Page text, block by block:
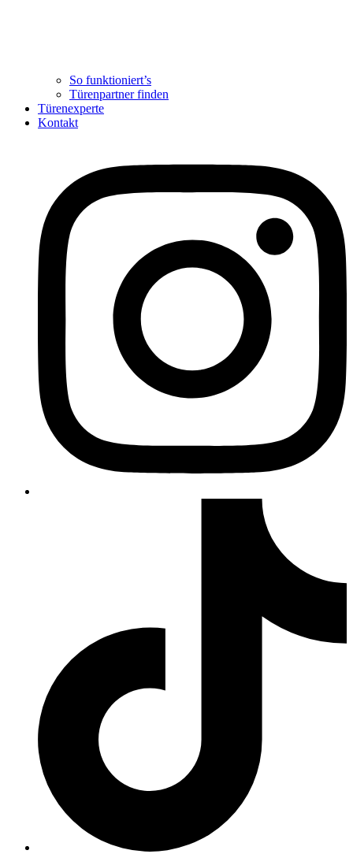
So funktioniert’s
Türenpartner finden
Türenexperte
Kontakt